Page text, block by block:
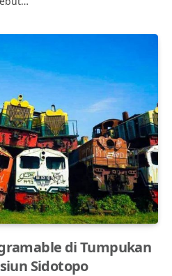
di Tumpukan
Sidotopo